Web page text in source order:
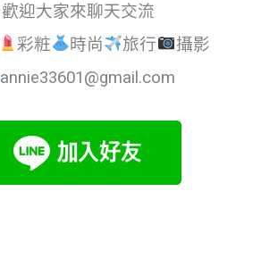
歡迎大家來聊天交流
彩粧 時尚 旅行
攝影
annie33601@gmail.com